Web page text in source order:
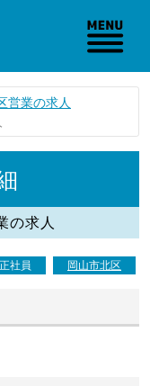
営業の求人
の求人
正社員 岡山市北区